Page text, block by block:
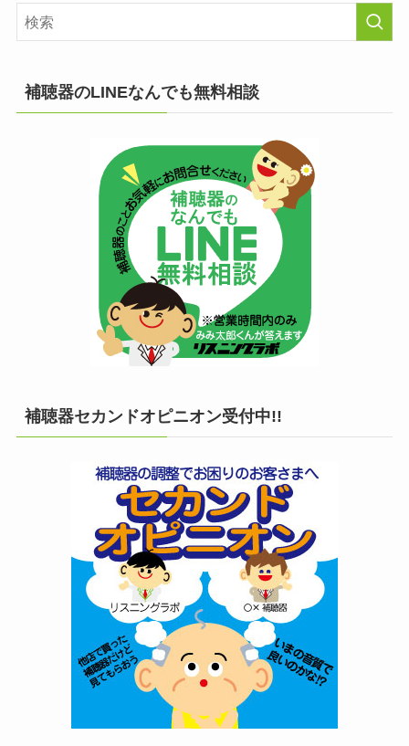
補聴器のLINEなんでも無料相談
補聴器セカンドオピニオン受付中!!